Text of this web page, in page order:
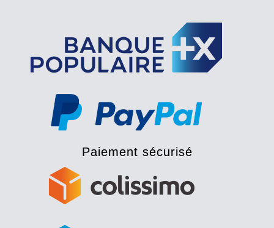
Paiement sécurisé